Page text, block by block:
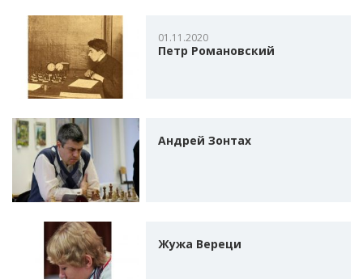
01.11.2020
Петр Романовский
Андрей Зонтах
Жужа Вереци